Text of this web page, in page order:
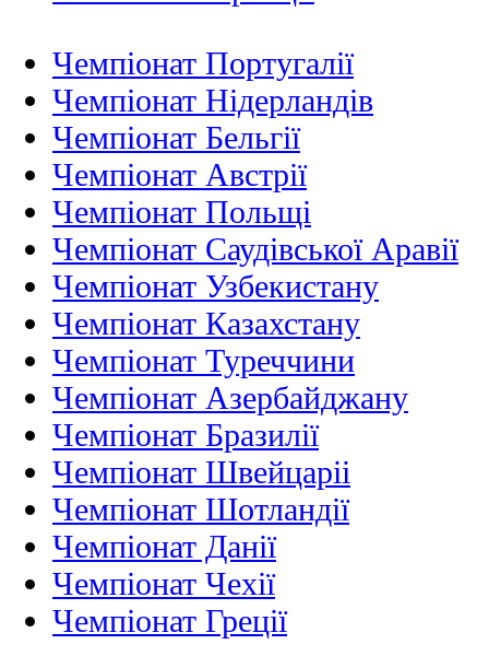
Чемпіонат Португалії
Чемпіонат Нідерландiв
Чемпіонат Бельгії
Чемпіонат Австрії
Чемпіонат Польщі
Чемпіонат Саудівської Аравії
Чемпіонат Узбекистану
Чемпіонат Казахстану
Чемпіонат Туреччини
Чемпіонат Азербайджану
Чемпіонат Бразилії
Чемпіонат Швейцаріі
Чемпіонат Шотландії
Чемпіонат Данії
Чемпіонат Чехії
Чемпіонат Греції